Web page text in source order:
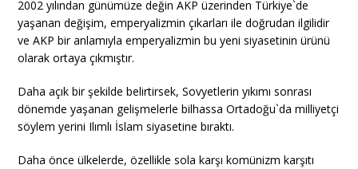
2002 yılından günümüze değin AKP üzerinden Türkiye`de
yaşanan değişim, emperyalizmin çıkarları ile doğrudan ilgilidir
ve AKP bir anlamıyla emperyalizmin bu yeni siyasetinin ürünü
olarak ortaya çıkmıştır.
Daha açık bir şekilde belirtirsek, Sovyetlerin yıkımı sonrası
dönemde yaşanan gelişmelerle bilhassa Ortadoğu`da milliyetçi
söylem yerini Ilımlı İslam siyasetine bıraktı.
Daha önce ülkelerde, özellikle sola karşı komünizm karşıtı